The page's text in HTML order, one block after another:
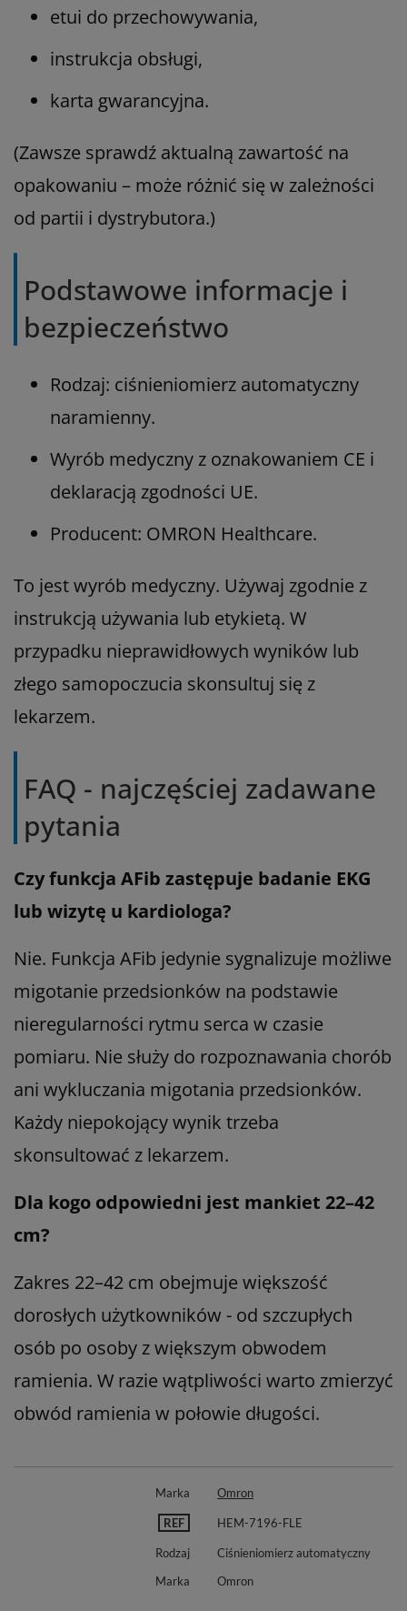
etui do przechowywania,
instrukcja obsługi,
karta gwarancyjna.
(Zawsze sprawdź aktualną zawartość na
opakowaniu – może różnić się w zależności
od partii i dystrybutora.)
Podstawowe informacje i
bezpieczeństwo
Rodzaj: ciśnieniomierz automatyczny
naramienny.
Wyrób medyczny z oznakowaniem CE i
deklaracją zgodności UE.
Producent: OMRON Healthcare.
To jest wyrób medyczny. Używaj zgodnie z
instrukcją używania lub etykietą. W
przypadku nieprawidłowych wyników lub
złego samopoczucia skonsultuj się z
lekarzem.
FAQ - najczęściej zadawane
pytania
Czy funkcja AFib zastępuje badanie EKG
lub wizytę u kardiologa?
Nie. Funkcja AFib jedynie sygnalizuje możliwe
migotanie przedsionków na podstawie
nieregularności rytmu serca w czasie
pomiaru. Nie służy do rozpoznawania chorób
ani wykluczania migotania przedsionków.
Każdy niepokojący wynik trzeba
skonsultować z lekarzem.
Dla kogo odpowiedni jest mankiet 22–42
cm?
Zakres 22–42 cm obejmuje większość
dorosłych użytkowników - od szczupłych
osób po osoby z większym obwodem
ramienia. W razie wątpliwości warto zmierzyć
obwód ramienia w połowie długości.
Marka Omron
REF HEM-7196-FLE
Rodzaj
Ciśnieniomierz automatyczny
Marka
Omron